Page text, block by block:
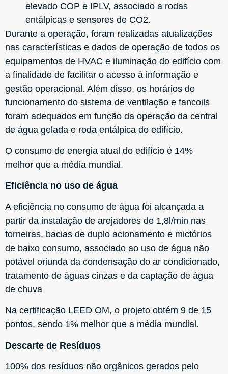
elevado COP e IPLV, associado a rodas
entálpicas e sensores de CO2.
Durante a operação, foram realizadas atualizações
nas características e dados de operação de todos os
equipamentos de HVAC e iluminação do edifício com
a finalidade de facilitar o acesso à informação e
gestão operacional. Além disso, os horários de
funcionamento do sistema de ventilação e fancoils
foram adequados em função da operação da central
de água gelada e roda entálpica do edifício.
O consumo de energia atual do edifício é 14%
melhor que a média mundial.
Eficiência no uso de água
A eficiência no consumo de água foi alcançada a
partir da instalação de arejadores de 1,8l/min nas
torneiras, bacias de duplo acionamento e mictórios
de baixo consumo, associado ao uso de água não
potável oriunda da condensação do ar condicionado,
tratamento de águas cinzas e da captação de água
de chuva
Na certificação LEED OM, o projeto obtém 9 de 15
pontos, sendo 1% melhor que a média mundial.
Descarte de Resíduos
100% dos resíduos não orgânicos gerados pelo